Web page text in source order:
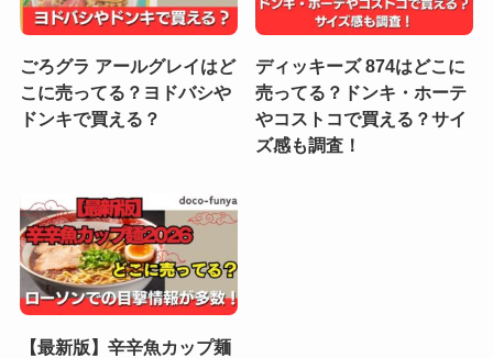
ごろグラ アールグレイはど
こに売ってる？ヨドバシや
ドンキで買える？
ディッキーズ 874はどこに
売ってる？ドンキ・ホーテ
やコストコで買える？サイ
ズ感も調査！
【最新版】辛辛魚カップ麺